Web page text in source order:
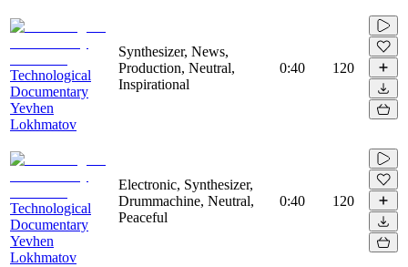
Technological
Documentary
Yevhen
Lokhmatov
Synthesizer, News,
Production, Neutral,
Inspirational
0:40 120
Technological
Documentary
Yevhen
Lokhmatov
Electronic, Synthesizer,
Drummachine, Neutral,
Peaceful
0:40 120